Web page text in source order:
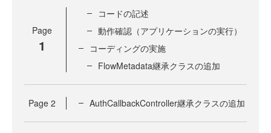
Page
1
コードの記述
動作確認（アプリケーションの実行）
コーディングの実施
FlowMetadata継承クラスの追加
Page 2 AuthCallbackController継承クラスの追加